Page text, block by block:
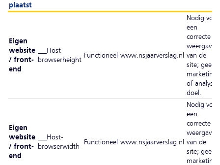
plaatst
Eigen
website
/ front-
end
__Host-
browserheight
Functioneel www.nsjaarverslag.nl
Nodig voor
een
correcte
weergave
van de
site; geen
marketing-
of analyse-
doel.
Eigen
website
/ front-
end
__Host-
browserwidth
Functioneel www.nsjaarverslag.nl
Nodig voor
een
correcte
weergave
van de
site; geen
marketing-